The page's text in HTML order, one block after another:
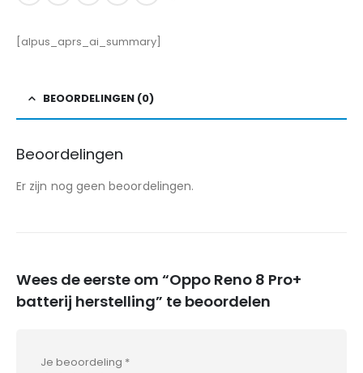
[alpus_aprs_ai_summary]
BEOORDELINGEN (0)
Beoordelingen
Er zijn nog geen beoordelingen.
Wees de eerste om “Oppo Reno 8 Pro+
batterij herstelling” te beoordelen
Je beoordeling *